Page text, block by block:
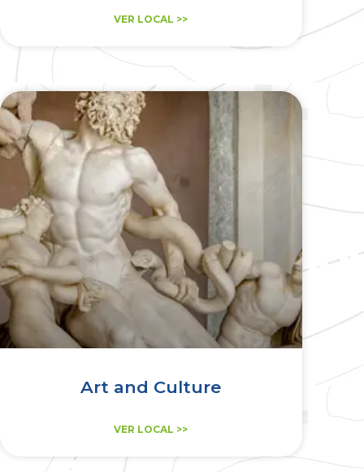
VER LOCAL >>
Art and Culture
VER LOCAL >>